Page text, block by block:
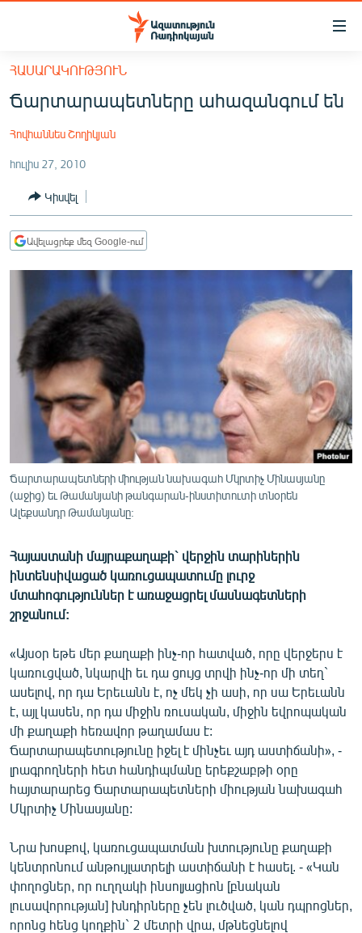
Մատչելիության
հիմնական
բովանդակությանը
հիմնական
մենյուին
ՀԱՅԱՍՏԱՆ
ՔԱՂԱՔԱԿԱՆ
ԸՆՏՐՈՒԹՅՈՒՆՆԵՐ 2026
ԻՐԱՎՈՒՆՔ
ՀԱՍԱՐԱԿՈՒԹՅՈՒՆ
ՊԱՏԵՐԱԶՄԻ 6 ՇԱԲԱԹՆԵՐԸ
ՏԱՐԱԾԱՇՐՋԱՆ
ՄԻՋԱԶԳԱՅԻՆ
ՄՇԱԿՈՒՅԹ
ՍՊՈՐՏ
ՄԵԿՆԱԲԱՆՈՒԹՅՈՒՆ
ՏՏ ԵՒ ԻՆՏԵՐՆԵՏ
ԿՈՐՈՆԱՎԻՐՈՒՍ
ԱՐԽԻՎ
ՏԵՍԱՆՅՈՒԹԵՐ
ԲԱՆԱՎԵՃ
ՓՈԴՔԱՍԹ
Հայերեն
English
Русский
ՀԵՏԵՎԵՔ ՄԵԶ
«Ազատության» բոլոր կայքերը
ՀԱՍԱՐԱԿՈՒԹՅՈՒՆ
Ճարտարապետները ահազանգում են
Հովհաննես Շողիկյան
հուլիս 27, 2010
Կիսվել
Ավելացրեք մեզ Google-ում
Ճարտարապետների միության նախագահ Մկրտիչ Մինասյանը
(աջից) եւ Թամանյանի թանգարան-ինստիտուտի տնօրեն
Ալեքսանդր Թամանյանը:
Հայաստանի մայրաքաղաքի` վերջին տարիներին
ինտենսիվացած կառուցապատումը լուրջ
մտահոգություններ է առաջացրել մասնագետների
շրջանում:
«Այսօր եթե մեր քաղաքի ինչ-որ հատված, որը վերջերս է
կառուցված, նկարվի եւ դա ցույց տրվի ինչ-որ մի տեղ`
ասելով, որ դա Երեւանն է, ոչ մեկ չի ասի, որ սա Երեւանն
է, այլ կասեն, որ դա միջին ռուսական, միջին եվրոպական
մի քաղաքի հեռավոր թաղամաս է:
Ճարտարապետությունը իջել է մինչեւ այդ աստիճանի», -
լրագրողների հետ հանդիպմանը երեքշաբթի օրը
հայտարարեց Ճարտարապետների միության նախագահ
Մկրտիչ Մինասյանը:
Նրա խոսքով, կառուցապատման խտությունը քաղաքի
կենտրոնում անթույլատրելի աստիճանի է հասել. - «Կան
փողոցներ, որ ուղղակի ինսոլյացիոն [բնական
լուսավորության] խնդիրները չեն լուծված, կան դպրոցներ,
որոնց հենց կողքին` 2 մետրի վրա, մթնեցնելով